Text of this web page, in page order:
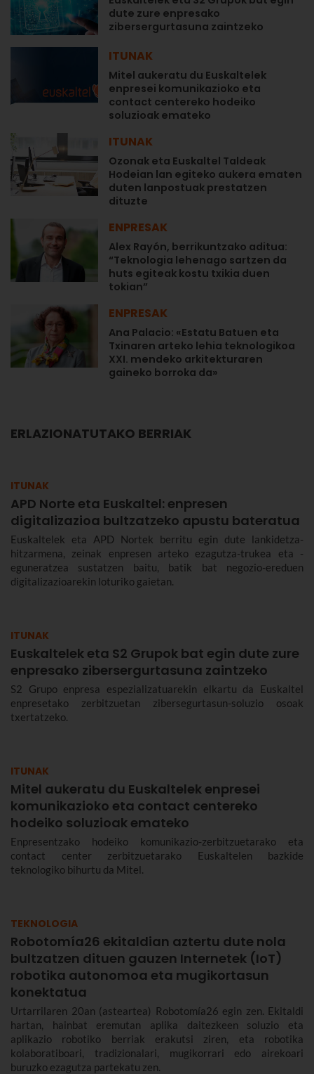
dute zure enpresako
zibersergurtasuna zaintzeko
ITUNAK
Mitel aukeratu du Euskaltelek
enpresei komunikazioko eta
contact centereko hodeiko
soluzioak emateko
ITUNAK
Ozonak eta Euskaltel Taldeak
Hodeian lan egiteko aukera ematen
duten lanpostuak prestatzen
dituzte
ENPRESAK
Alex Rayón, berrikuntzako aditua:
“Teknologia lehenago sartzen da
huts egiteak kostu txikia duen
tokian”
ENPRESAK
Ana Palacio: «Estatu Batuen eta
Txinaren arteko lehia teknologikoa
XXI. mendeko arkitekturaren
gaineko borroka da»
ERLAZIONATUTAKO BERRIAK
ITUNAK
APD Norte eta Euskaltel: enpresen
digitalizazioa bultzatzeko apustu bateratua
Euskaltelek eta APD Nortek berritu egin dute lankidetza-
hitzarmena, zeinak enpresen arteko ezagutza-trukea eta -
eguneratzea sustatzen baitu, batik bat negozio-ereduen
digitalizazioarekin loturiko gaietan.
ITUNAK
Euskaltelek eta S2 Grupok bat egin dute zure
enpresako zibersergurtasuna zaintzeko
S2 Grupo enpresa espezializatuarekin elkartu da Euskaltel
enpresetako zerbitzuetan zibersegurtasun-soluzio osoak
txertatzeko.
ITUNAK
Mitel aukeratu du Euskaltelek enpresei
komunikazioko eta contact centereko
hodeiko soluzioak emateko
Enpresentzako hodeiko komunikazio-zerbitzuetarako eta
contact center zerbitzuetarako Euskaltelen bazkide
teknologiko bihurtu da Mitel.
TEKNOLOGIA
Robotomía26 ekitaldian aztertu dute nola
bultzatzen dituen gauzen Internetek (IoT)
robotika autonomoa eta mugikortasun
konektatua
Urtarrilaren 20an (asteartea) Robotomía26 egin zen. Ekitaldi
hartan, hainbat eremutan aplika daitezkeen soluzio eta
aplikazio robotiko berriak erakutsi ziren, eta robotika
kolaboratiboari, tradizionalari, mugikorrari edo airekoari
buruzko ezagutza partekatu zen.